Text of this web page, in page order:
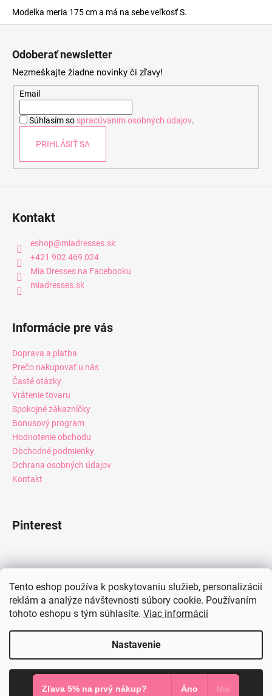
Tento eshop používa k poskytovaniu služieb, personalizácii
reklám a analýze návštevnosti súbory cookie. Používaním
tohoto eshopu s tým súhlasíte. Viac informácií
Nastavenie
Súhlasím
Modelka meria 175 cm a má na sebe veľkosť S.
Odoberať newsletter
Nezmeškajte žiadne novinky či zľavy!
Email
Súhlasím so spracúvaním osobných údajov.
PRIHLÁSIŤ SA
Kontakt
eshop@miadresses.sk
+421 902 469 024
Mia Dresses na Facebooku
miadresses.sk
Informácie pre vás
Doprava a platba
Prečo nakupovať u nás
Časté otázky
Vrátenie tovaru
Spokojné zákazníčky
Bonusový program
Hodnotenie obchodu
Obchodné podmienky
Ochrana osobných údajov
Kontakt
Pinterest
Instagram
Copyright 2026
Mia Dresses . Všetky práva vyhradené.
Zľava 5% na prvý nákup? Áno Nie